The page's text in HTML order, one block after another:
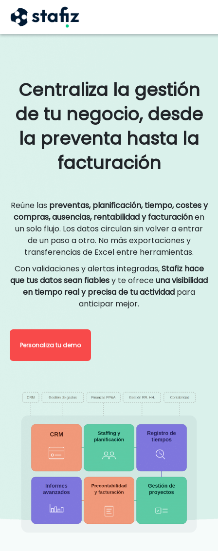
Centraliza la gestión
de tu negocio, desde
la preventa hasta la
facturación
Reúne las preventas, planificación, tiempo, costes y
compras, ausencias, rentabilidad y facturaciónen
un solo flujo. Los datos circulan sin volver a entrar
de un paso a otro. No más exportaciones y
transferencias de Excel entre herramientas.
Con validaciones y alertas integradas,Stafiz hace
que tus datos sean fiablesy te ofreceuna visibilidad
en tiempo real y precisa de tu actividad para
anticipar mejor.
Personaliza tu demo